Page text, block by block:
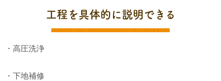
工程を具体的に説明できる
・高圧洗浄
・下地補修